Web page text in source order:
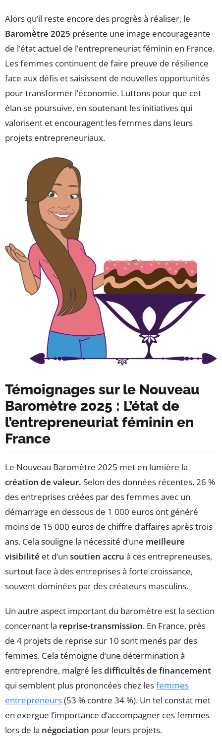
Alors qu’il reste encore des progrès à réaliser, le
Baromètre 2025 présente une image encourageante
de l’état actuel de l’entrepreneuriat féminin en France.
Les femmes continuent de faire preuve de résilience
face aux défis et saisissent de nouvelles opportunités
pour transformer l’économie. Luttons pour que cet
élan se poursuive, en soutenant les initiatives qui
valorisent et encouragent les femmes dans leurs
projets entrepreneuriaux.
Témoignages sur le Nouveau
Baromètre 2025 : L’état de
l’entrepreneuriat féminin en
France
Le Nouveau Baromètre 2025 met en lumière la
création de valeur. Selon des données récentes, 26 %
des entreprises créées par des femmes avec un
démarrage en dessous de 1 000 euros ont généré
moins de 15 000 euros de chiffre d’affaires après trois
ans. Cela souligne la nécessité d’une meilleure
visibilité et d’un soutien accru à ces entrepreneuses,
surtout face à des entreprises à forte croissance,
souvent dominées par des créateurs masculins.
Un autre aspect important du baromètre est la section
concernant la reprise-transmission. En France, près
de 4 projets de reprise sur 10 sont menés par des
femmes. Cela témoigne d’une détermination à
entreprendre, malgré lesdifficultés de financement
qui semblent plus prononcées chez lesfemmes
entrepreneurs(53 % contre 34 %). Un tel constat met
en exergue l’importance d’accompagner ces femmes
lors de la négociation pour leurs projets.